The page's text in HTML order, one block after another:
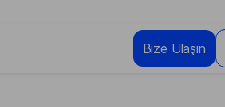
Bize Ulaşın